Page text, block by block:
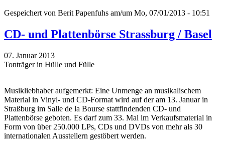
Gespeichert von Berit Papenfuhs am/um Mo, 07/01/2013 - 10:51
CD- und Plattenbörse Strassburg / Basel
07. Januar 2013
Tonträger in Hülle und Fülle
Musikliebhaber aufgemerkt: Eine Unmenge an musikalischem
Material in Vinyl- und CD-Format wird auf der am 13. Januar in
Straßburg im Salle de la Bourse stattfindenden CD- und
Plattenbörse geboten. Es darf zum 33. Mal im Verkaufsmaterial in
Form von über 250.000 LPs, CDs und DVDs von mehr als 30
internationalen Ausstellern gestöbert werden.